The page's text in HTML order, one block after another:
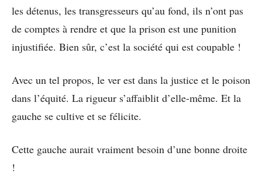
les détenus, les transgresseurs qu’au fond, ils n’ont pas
de comptes à rendre et que la prison est une punition
injustifiée. Bien sûr, c’est la société qui est coupable !
Avec un tel propos, le ver est dans la justice et le poison
dans l’équité. La rigueur s’affaiblit d’elle-même. Et la
gauche se cultive et se félicite.
Cette gauche aurait vraiment besoin d’une bonne droite
!